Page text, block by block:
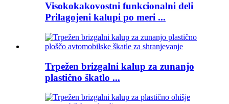
Visokokakovostni funkcionalni deli
Prilagojeni kalupi po meri ...
Trpežen brizgalni kalup za zunanjo
plastično škatlo ...